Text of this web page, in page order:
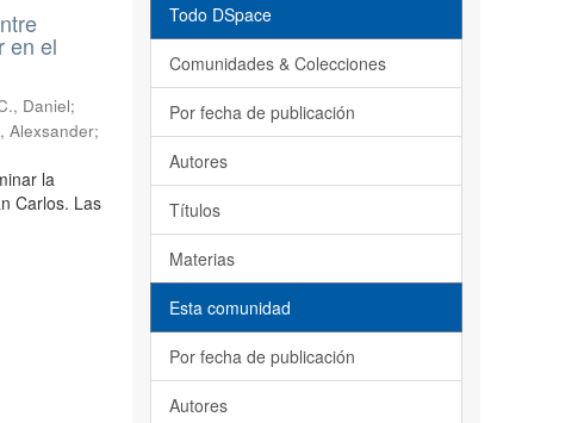
en el
Daniel;
Alexsander;
la
Carlos. Las
Todo DSpace
Comunidades & Colecciones
Por fecha de publicación
Autores
Títulos
Materias
Esta comunidad
Por fecha de publicación
Autores